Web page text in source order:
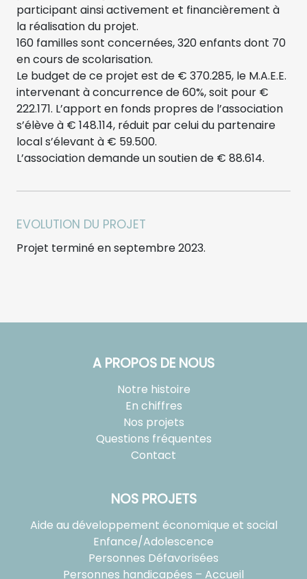
participant ainsi activement et financièrement à
la réalisation du projet.
160 familles sont concernées, 320 enfants dont 70
en cours de scolarisation.
Le budget de ce projet est de € 370.285, le M.A.E.E.
intervenant à concurrence de 60%, soit pour €
222.171. L’apport en fonds propres de l’association
s’élève à € 148.114, réduit par celui du partenaire
local s’élevant à € 59.500.
L’association demande un soutien de € 88.614.
EVOLUTION DU PROJET
Projet terminé en septembre 2023.
A PROPOS DE NOUS
Notre histoire
En chiffres
Nos projets
Questions fréquentes
Contact
NOS PROJETS
Aide au développement économique et social
Enfance/Adolescence
Personnes Défavorisées
Personnes handicapées – Accueil